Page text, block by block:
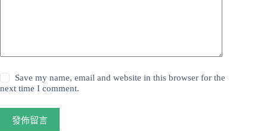
Save my name, email and website in this browser for the
next time I comment.
發佈留言